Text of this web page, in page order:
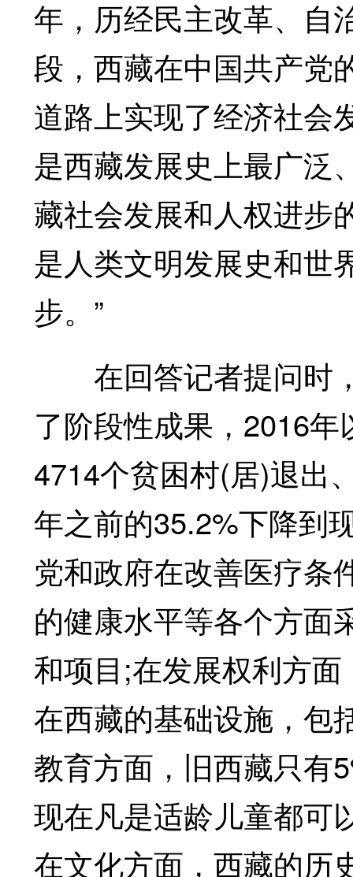
年，历经民主改革、自
段，西藏在中国共产党
道路上实现了经济社会
是西藏发展史上最广泛
藏社会发展和人权进步
是人类文明发展史和世
步。”
在回答记者提问时
了阶段性成果，2016
4714个贫困村(居)退出
年之前的35.2%下降到
党和政府在改善医疗条
的健康水平等各个方面
和项目;在发展权利方
在西藏的基础设施，包
教育方面，旧西藏只有
现在凡是适龄儿童都可
在文化方面，西藏的历